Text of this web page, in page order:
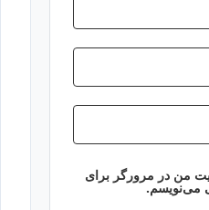
من در مرورگر برای
می‌نویسم.